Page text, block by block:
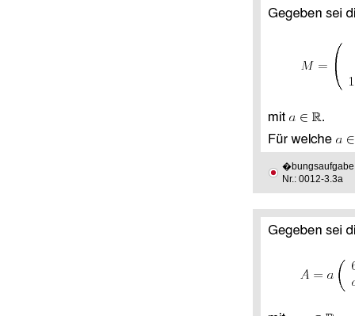
�bungsaufgabe
Nr.: 0012-3.3a